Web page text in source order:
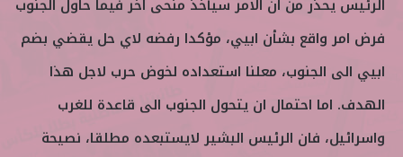
الرئيس يحذر من ان الامر سيأخذ منحى آخر فيما حاول الجنوب
فرض امر واقع بشأن ابيي، مؤكدا رفضه لاي حل يقضي بضم
ابيي الى الجنوب، معلنا استعداده لخوض حرب لاجل هذا
الهدف. اما احتمال ان يتحول الجنوب الى قاعدة للغرب
واسرائيل، فان الرئيس البشير لايستبعده مطلقا، نصيحة